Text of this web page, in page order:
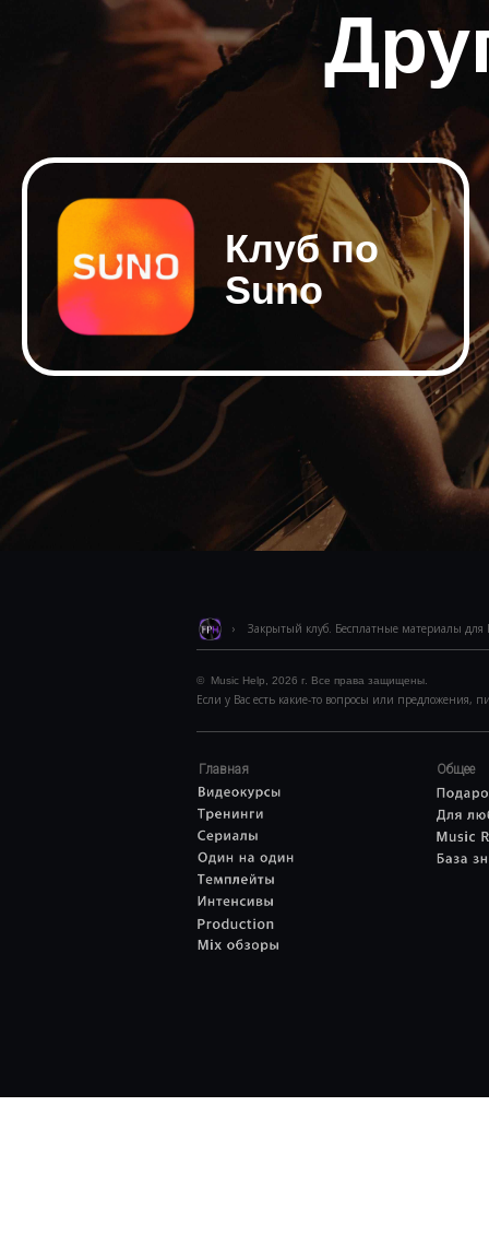
Главная
© Music Help, 2026 г. Все права защищены.
Если у Вас есть какие-то вопросы или
› Закрытый клуб. Бесплатные материалы для
Клуб по
Suno
Общее